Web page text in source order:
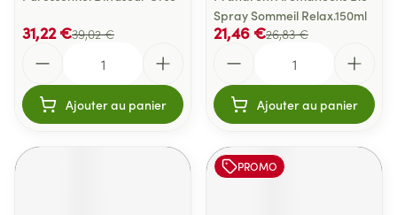
39,02 €
31,22 €
Ajouter au panier
Spray Sommeil Relax.150ml
26,83 €
21,46 €
Ajouter au panier
PROMO